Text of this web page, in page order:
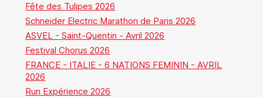
Fête des Tulipes 2026
Schneider Electric Marathon de Paris 2026
ASVEL - Saint-Quentin - Avril 2026
Festival Chorus 2026
FRANCE - ITALIE - 6 NATIONS FEMININ - AVRIL
2026
Run Expérience 2026